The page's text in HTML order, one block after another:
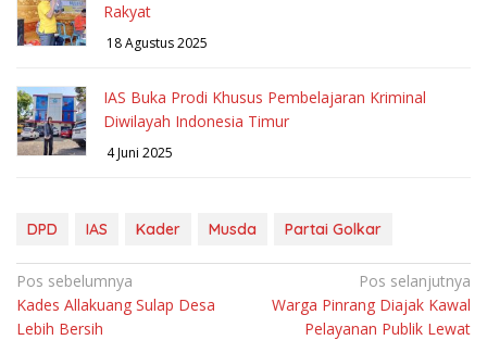
Rakyat
18 Agustus 2025
IAS Buka Prodi Khusus Pembelajaran Kriminal
Diwilayah Indonesia Timur
4 Juni 2025
DPD IAS Kader Musda Partai Golkar
Navigasi
pos
Pos sebelumnya
Kades Allakuang Sulap Desa
Lebih Bersih
Pos selanjutnya
Warga Pinrang Diajak Kawal
Pelayanan Publik Lewat